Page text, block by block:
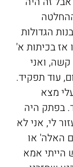
הגדולות
בנות 21 ו-19, היו אז בכיתות א'
ואני
עוד תפקיד.
בערך, בעלי מצא
בפתק היה
לי, אני לא
האלה' או
הייתי אמא